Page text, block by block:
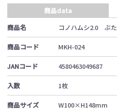
商品data
商品名
コノハムシ2.0 ぶた
商品コード MKH-024
JANコード 4580463049687
入数 1枚
商品サイズ W100×H148mm